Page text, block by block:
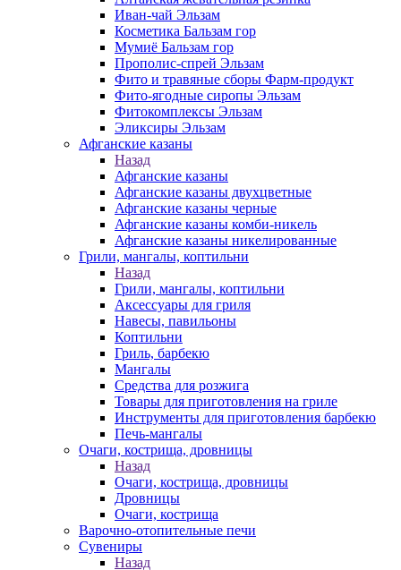
Иван-чай Эльзам
Косметика Бальзам гор
Мумиё Бальзам гор
Прополис-спрей Эльзам
Фито и травяные сборы Фарм-продукт
Фито-ягодные сиропы Эльзам
Фитокомплексы Эльзам
Эликсиры Эльзам
Афганские казаны
Назад
Афганские казаны
Афганские казаны двухцветные
Афганские казаны черные
Афганские казаны комби-никель
Афганские казаны никелированные
Грили, мангалы, коптильни
Назад
Грили, мангалы, коптильни
Аксессуары для гриля
Навесы, павильоны
Коптильни
Гриль, барбекю
Мангалы
Средства для розжига
Товары для приготовления на гриле
Инструменты для приготовления барбекю
Печь-мангалы
Очаги, кострища, дровницы
Назад
Очаги, кострища, дровницы
Дровницы
Очаги, кострища
Варочно-отопительные печи
Сувениры
Назад